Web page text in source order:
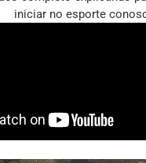
iniciar no esporte